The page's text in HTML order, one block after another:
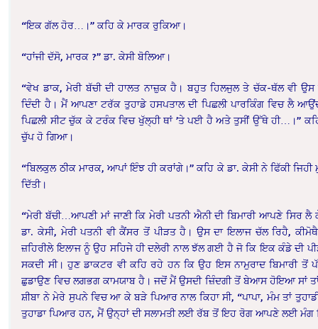
“ਇਕ ਗੱਲ ਹੋਰ…।” ਕਹਿ ਕੇ ਮਾਰਕ ਰੁਕਿਆ।
“ਹਾਂਜੀ ਦੱਸੋ, ਮਾਰਕ ?” ਡਾ. ਕੇਸੀ ਬੋਲਿਆ।
“ਵੇਖ ਡਾਕ, ਮੇਰੀ ਬੱਚੀ ਦੀ ਹਾਲਤ ਨਾਜ਼ੁਕ ਹੈ। ਬਹੁਤ ਹਿਲਜੁਲ ਤੇ ਚੱਕ-ਥੱਲ ਵੀ ਉਸ
ਦਿੰਦੀ ਹੈ। ਮੈਂ ਆਪਣਾ ਟਰੱਕ ਤੁਹਾਡੇ ਹਸਪਤਾਲ ਦੀ ਪਿਛਲੀ ਪਾਰਕਿੰਗ ਵਿਚ ਲੈ
ਪਿਛਲੀ ਸੀਟ ਚੁੱਕ ਕੇ ਟਰੰਕ ਵਿਚ ਖੁੱਲ੍ਹੀ ਥਾਂ ’ਤੇ ਪਈ ਹੈ ਅਤੇ ਤੁਸੀਂ ਉੱਥੇ ਹੀ…।”
ਚੁੱਪ ਹੋ ਗਿਆ।
“ਬਿਲਕੁਲ ਠੀਕ ਮਾਰਕ, ਆਪਾਂ ਇੰਝ ਹੀ ਕਰਾਂਗੇ।” ਕਹਿ ਕੇ ਡਾ. ਕੇਸੀ ਨੇ ਫਿੱਕੀ ਜਿਹੀ
ਦਿੱਤੀ।
“ਮੇਰੀ ਬੱਚੀ…ਆਪਣੀ ਮਾਂ ਜਾਣੀ ਕਿ ਮੇਰੀ ਪਤਨੀ ਐਨੀ ਦੀ ਬਿਮਾਰੀ ਆਪਣੇ ਸਿਰ ਲੈ
ਡਾ. ਕੇਸੀ, ਮੇਰੀ ਪਤਨੀ ਵੀ ਕੈਂਸਰ ਤੋਂ ਪੀੜਤ ਹੈ। ਉਸ ਦਾ ਇਲਾਜ ਚੱਲ ਰਿਹੈ,
ਜ਼ਹਿਰੀਲੇ ਇਲਾਜ ਨੂੰ ਉਹ ਸਹਿਜੇ ਹੀ ਦਲੇਰੀ ਨਾਲ ਝੱਲ ਗਈ ਹੈ ਜੋ ਕਿ ਇਕ ਕੰਡੇ ਦੀ
ਸਕਦੀ ਸੀ। ਹੁਣ ਡਾਕਟਰ ਵੀ ਕਹਿ ਰਹੇ ਹਨ ਕਿ ਉਹ ਇਸ ਨਾਮੁਰਾਦ ਬਿਮਾਰੀ ਤੋਂ
ਛੁਡਾਉਣ ਵਿਚ ਲਗਭਗ ਕਾਮਯਾਬ ਹੈ। ਜਦੋਂ ਮੈਂ ਉਸਦੀ ਜ਼ਿੰਦਗੀ ਤੋਂ ਬੇਆਸ ਹੋਇਆ ਸਾਂ
ਸ਼ੀਬਾ ਨੇ ਮੇਰੇ ਸੁਪਨੇ ਵਿਚ ਆ ਕੇ ਬੜੇ ਪਿਆਰ ਨਾਲ ਕਿਹਾ ਸੀ, “ਪਾਪਾ, ਮੰਮ ਤਾਂ
ਤੁਹਾਡਾ ਪਿਆਰ ਹਨ, ਮੈਂ ਉਨ੍ਹਾਂ ਦੀ ਸਲਾਮਤੀ ਲਈ ਰੱਬ ਤੋਂ ਇਹ ਰੋਗ ਆਪਣੇ ਲਈ ਮੰਗ